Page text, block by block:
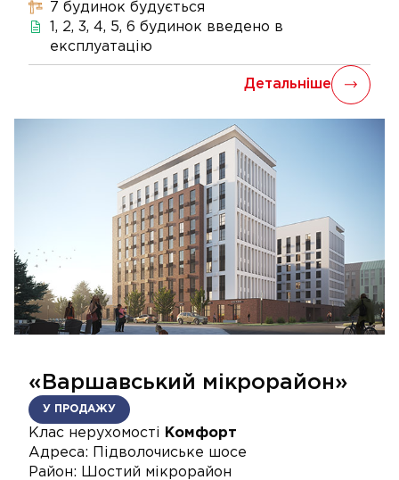
7 будинок будується
1, 2, 3, 4, 5, 6 будинок введено в
експлуатацію
Детальніше
«Варшавський мікрорайон»
У ПРОДАЖУ
Клас нерухомості
Комфорт
Адреса: Підволочиське шосе
Район: Шостий мікрорайон